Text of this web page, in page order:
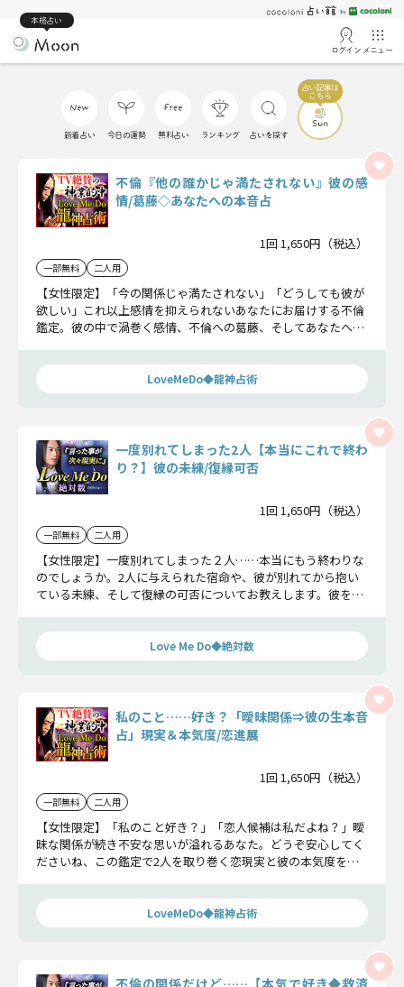
本格占い
ログイン メニュー
新着占い 今日の運勢 無料占い ランキング 占いを探す
不倫『他の誰かじゃ満たされない』彼の感
情/葛藤◇あなたへの本音占
1回 1,650円（税込）
一部無料 二人用
【女性限定】「今の関係じゃ満たされない」「どうしても彼が
欲しい」これ以上感情を抑えられないあなたにお届けする不倫
鑑定。彼の中で渦巻く感情、不倫への葛藤、そしてあなたへの
LoveMeDo◆龍神占術
一度別れてしまった2人【本当にこれで終わ
り？】彼の未練/復縁可否
1回 1,650円（税込）
一部無料 二人用
【女性限定】一度別れてしまった２人……本当にもう終わりな
のでしょうか。2人に与えられた宿命や、彼が別れてから抱い
ている未練、そして復縁の可否についてお教えします。彼をこ
Love Me Do◆絶対数
私のこと……好き？「曖昧関係⇒彼の生本音
占」現実＆本気度/恋進展
1回 1,650円（税込）
一部無料 二人用
【女性限定】「私のこと好き？」「恋人候補は私だよね？」曖
昧な関係が続き不安な思いが溢れるあなた。どうぞ安心してく
ださいね、この鑑定で2人を取り巻く恋現実と彼の本気度を紐
LoveMeDo◆龍神占術
不倫の関係だけど……【本気で好き◆救済